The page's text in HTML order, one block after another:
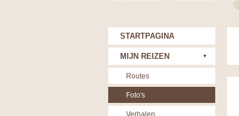
STARTPAGINA
MIJN REIZEN
Routes
Foto's
Verhalen